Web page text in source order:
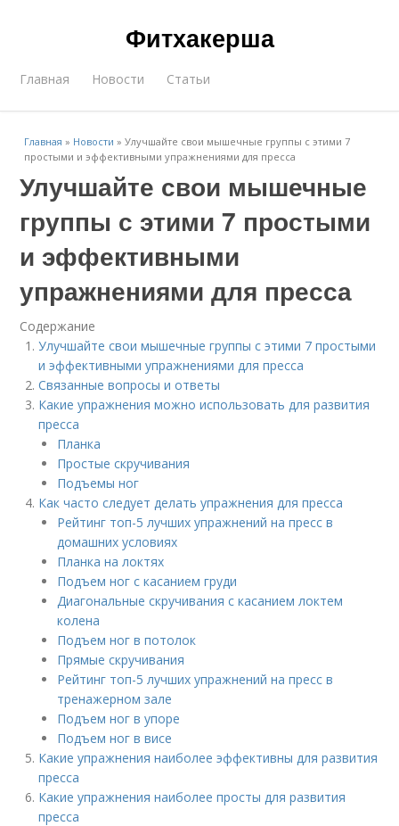
Фитхакерша
Главная Новости Статьи
Главная » Новости »Улучшайте свои мышечные группы с этими 7
простыми и эффективными упражнениями для пресса
Улучшайте свои мышечные
группы с этими 7 простыми
и эффективными
упражнениями для пресса
Содержание
Улучшайте свои мышечные группы с этими 7 простыми
и эффективными упражнениями для пресса
Связанные вопросы и ответы
Какие упражнения можно использовать для развития
пресса
Планка
Простые скручивания
Подъемы ног
Как часто следует делать упражнения для пресса
Рейтинг топ-5 лучших упражнений на пресс в
домашних условиях
Планка на локтях
Подъем ног с касанием груди
Диагональные скручивания с касанием локтем
колена
Подъем ног в потолок
Прямые скручивания
Рейтинг топ-5 лучших упражнений на пресс в
тренажерном зале
Подъем ног в упоре
Подъем ног в висе
Какие упражнения наиболее эффективны для развития
пресса
Какие упражнения наиболее просты для развития
пресса